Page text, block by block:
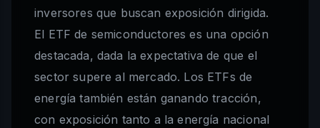
inversores que buscan exposición dirigida.
El ETF de semiconductores es una opción
destacada, dada la expectativa de que el
sector supere al mercado. Los ETFs de
energía también están ganando tracción,
con exposición tanto a la energía nacional